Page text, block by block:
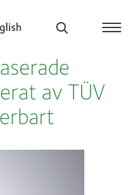
av TÜV